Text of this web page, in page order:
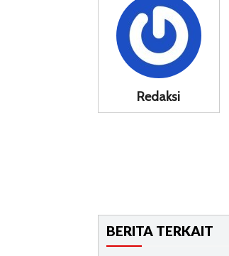
Redaksi
BERITA TERKAIT